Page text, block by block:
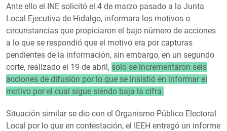
Ante ello el INE solicitó el 4 de marzo pasado a la Junta
Local Ejecutiva de Hidalgo, informara los motivos o
circunstancias que propiciaron el bajo número de acciones
a lo que se respondió que el motivo era por capturas
pendientes de la información, sin embargo, en un segundo
corte, realizado el 19 de abril, solo se incrementaron seis
acciones de difusión por lo que se insistió en informar el
motivo por el cual sigue siendo baja la cifra.
Situación similar se dio con el Organismo Público Electoral
Local por lo que en contestación, el IEEH entregó un informe